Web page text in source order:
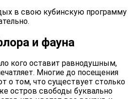
в свою кубинскую программу
и фауна
кого оставит равнодушным,
Многие до посещения
о том, что существует столько
остров свободы буквально